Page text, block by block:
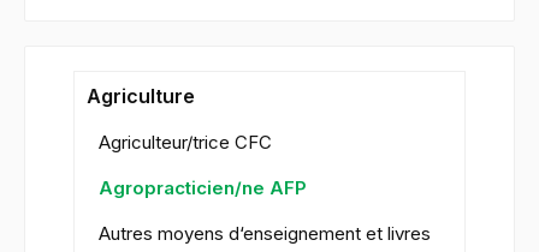
Agriculture
Agriculteur/trice CFC
Agropracticien/ne AFP
Autres moyens d‘enseignement et livres